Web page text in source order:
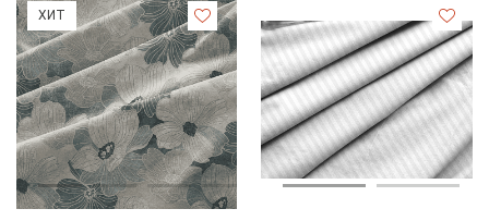
ХИТ